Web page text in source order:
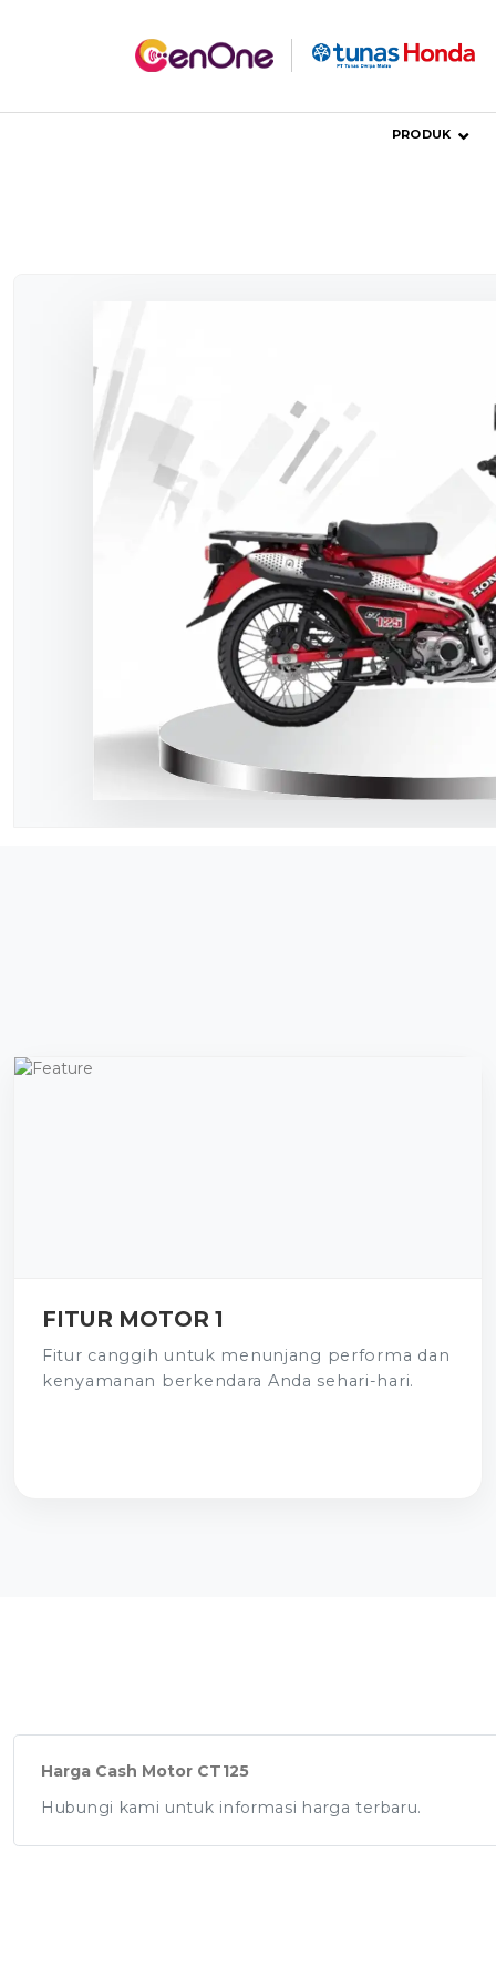
PRODUK
FITUR MOTOR 1
Fitur canggih untuk menunjang performa dan
kenyamanan berkendara Anda sehari-hari.
Harga Cash Motor CT125
Hubungi kami untuk informasi harga terbaru.